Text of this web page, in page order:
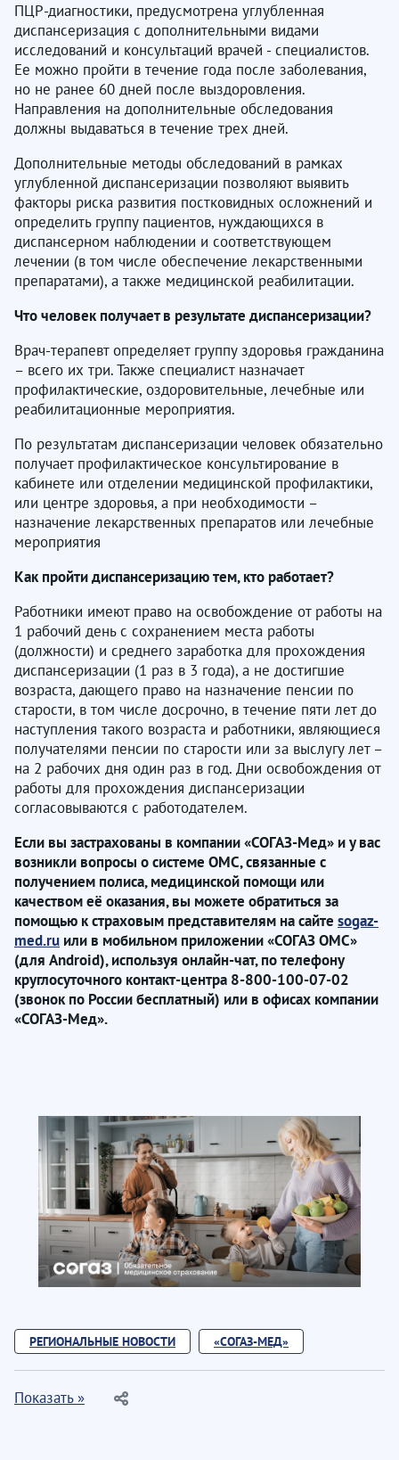
ПЦР-диагностики, предусмотрена углубленная
диспансеризация с дополнительными видами
исследований и консультаций врачей - специалистов.
Ее можно пройти в течение года после заболевания,
но не ранее 60 дней после выздоровления.
Направления на дополнительные обследования
должны выдаваться в течение трех дней.
Дополнительные методы обследований в рамках
углубленной диспансеризации позволяют выявить
факторы риска развития постковидных осложнений и
определить группу пациентов, нуждающихся в
диспансерном наблюдении и соответствующем
лечении (в том числе обеспечение лекарственными
препаратами), а также медицинской реабилитации.
Что человек получает в результате диспансеризации?
Врач-терапевт определяет группу здоровья гражданина
– всего их три. Также специалист назначает
профилактические, оздоровительные, лечебные или
реабилитационные мероприятия.
По результатам диспансеризации человек обязательно
получает профилактическое консультирование в
кабинете или отделении медицинской профилактики,
или центре здоровья, а при необходимости –
назначение лекарственных препаратов или лечебные
мероприятия
Как пройти диспансеризацию тем, кто работает?
Работники имеют право на освобождение от работы на
1 рабочий день с сохранением места работы
(должности) и среднего заработка для прохождения
диспансеризации (1 раз в 3 года), а не достигшие
возраста, дающего право на назначение пенсии по
старости, в том числе досрочно, в течение пяти лет до
наступления такого возраста и работники, являющиеся
получателями пенсии по старости или за выслугу лет –
на 2 рабочих дня один раз в год. Дни освобождения от
работы для прохождения диспансеризации
согласовываются с работодателем.
Если вы застрахованы в компании «СОГАЗ-Мед» и у вас
возникли вопросы о системе ОМС, связанные с
получением полиса, медицинской помощи или
качеством её оказания, вы можете обратиться за
помощью к страховым представителям на сайте sogaz-
med.ru или в мобильном приложении «СОГАЗ ОМС»
(для Android), используя онлайн-чат, по телефону
круглосуточного контакт-центра 8-800-100-07-02
(звонок по России бесплатный) или в офисах компании
«СОГАЗ-Мед».
РЕГИОНАЛЬНЫЕ НОВОСТИ «СОГАЗ-МЕД»
Показать »